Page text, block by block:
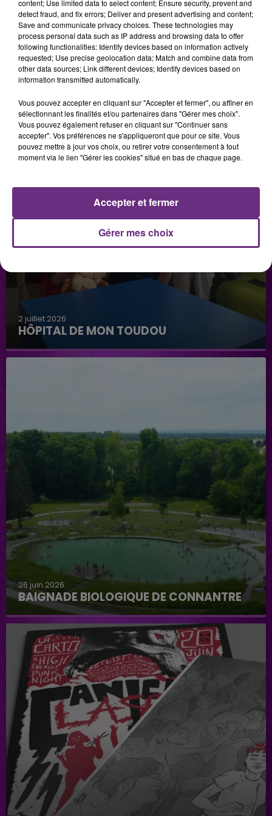
PARCS DU LAC D’AILETTE AVEC
CHAMPAGNE FM
LES PODCASTS
2 juillet 2026
HÔPITAL DE MON TOUDOU
Hôpital de mon Toudou
26 juin 2026
BAIGNADE BIOLOGIQUE DE CONNANTRE
Baignade biologique de Connantre
content; Use limited data to select content; Ensure security, prevent and
detect fraud, and fix errors; Deliver and present advertising and content;
Save and communicate privacy choices. These technologies may
process personal data such as IP address and browsing data to offer
following functionalities: Identify devices based on information actively
requested; Use precise geolocation data; Match and combine data from
other data sources; Link different devices; Identify devices based on
information transmitted automatically.
Vous pouvez accepter en cliquant sur "Accepter et fermer", ou affiner en
sélectionnant les finalités et/ou partenaires dans "Gérer mes choix".
Vous pouvez également refuser en cliquant sur "Continuer sans
accepter". Vos préférences ne s'appliqueront que pour ce site. Vous
pouvez mettre à jour vos choix, ou retirer votre consentement à tout
moment via le lien "Gérer les cookies" situé en bas de chaque page.
Gérer mes choix
Accepter et fermer